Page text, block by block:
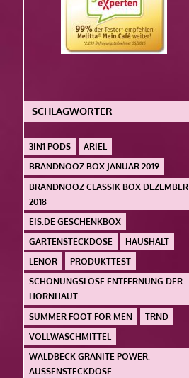
SCHLAGWÖRTER
3IN1 PODS
ARIEL
BRANDNOOZ BOX JANUAR 2019
BRANDNOOZ CLASSIK BOX DEZEMBER
2018
EIS.DE GESCHENKBOX
GARTENSTECKDOSE
HAUSHALT
LENOR
PRODUKTTEST
SCHONUNGSLOSE ENTFERNUNG DER
HORNHAUT
SUMMER FOOT FOR MEN
TRND
VOLLWASCHMITTEL
WALDBECK GRANITE POWER.
AUSSENSTECKDOSE